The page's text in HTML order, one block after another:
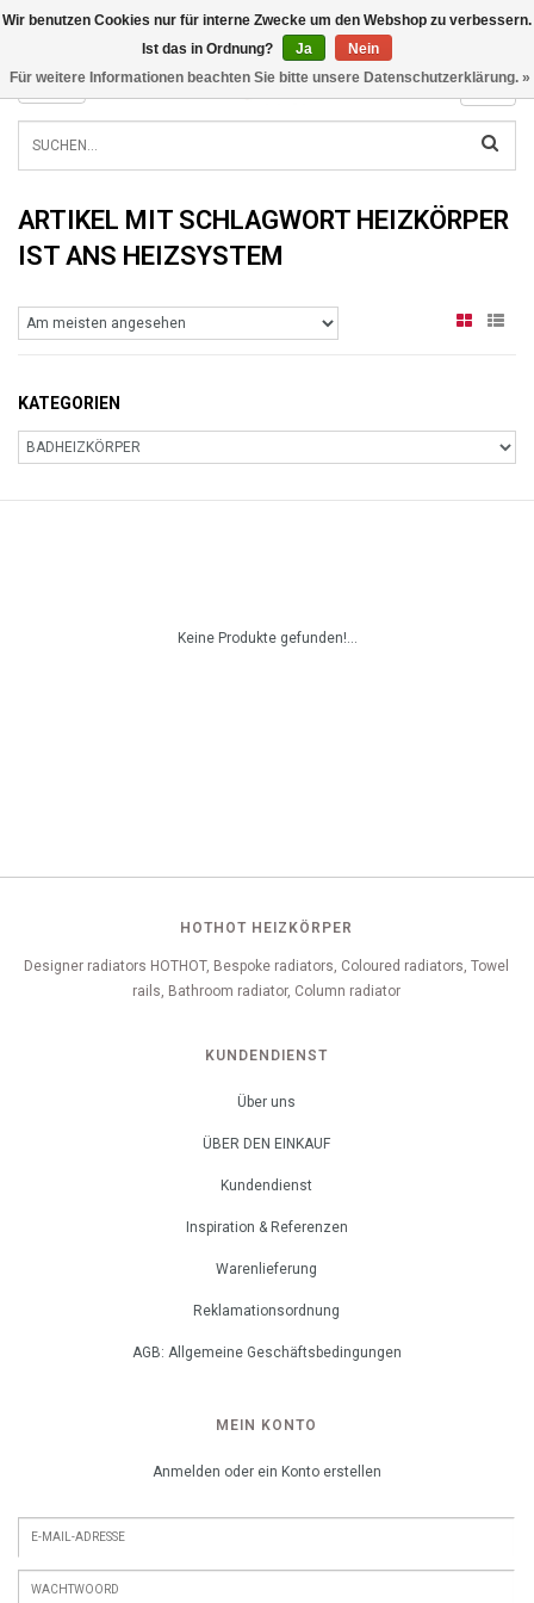
INFO@RADIATORS.SHOP
MENU
ARTIKEL MIT SCHLAGWORT HEIZKÖRPER
IST ANS HEIZSYSTEM
KATEGORIEN
Keine Produkte gefunden!...
HOTHOT HEIZKÖRPER
Designer radiators HOTHOT, Bespoke radiators, Coloured radiators, Towel
rails, Bathroom radiator, Column radiator
KUNDENDIENST
Über uns
ÜBER DEN EINKAUF
Kundendienst
Inspiration & Referenzen
Warenlieferung
Reklamationsordnung
AGB: Allgemeine Geschäftsbedingungen
MEIN KONTO
Anmelden oder ein Konto erstellen
Wir benutzen Cookies nur für interne Zwecke um den Webshop zu verbessern.
Ist das in Ordnung?
Ja
Nein
Für weitere Informationen beachten Sie bitte unsere Datenschutzerklärung. »